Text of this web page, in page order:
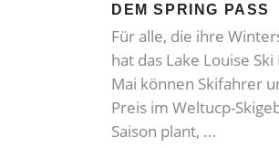
DEM SPRING PASS
Für alle, die ihre
hat das Lake Louise
Mai können Skifahrer
Preis im Weltucp-
Saison plant,